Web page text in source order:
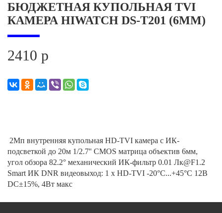
БЮДЖЕТНАЯ КУПОЛЬНАЯ TVI
КАМЕРА HIWATCH DS-T201 (6ММ)
2410 р
2Мп внутренняя купольная HD-TVI камера с ИК-
подсветкой до 20м 1/2.7'' CMOS матрица объектив 6мм,
угол обзора 82.2° механический ИК-фильтр 0.01 Лк@F1.2
Smart ИК DNR видеовыход: 1 х HD-TVI -20°С...+45°С 12В
DC±15%, 4Вт макс